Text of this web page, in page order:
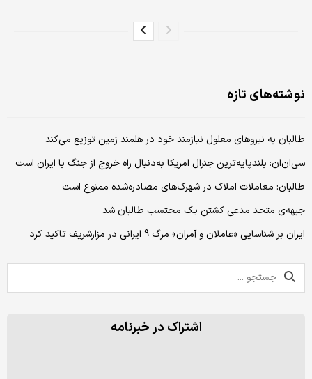
نوشته‌های تازه
طالبان به نیروهای معلول نیازمند خود در هلمند زمین توزیع می‌کند
سی‌ان‌ان: بلندپایه‌ترین جنرال امریکا به‌دنبال راه خروج از جنگ با ایران است
طالبان: معاملات املاک در شهرک‌های مصادره‌شده ممنوع است
جبهه‌ی متحد مدعی کشتن یک محتسب طالبان شد
ایران بر شناسایی «عاملان و آمران» مرگ 9 ایرانی در مزارشریف تاکید کرد
اشتراک در خبرنامه